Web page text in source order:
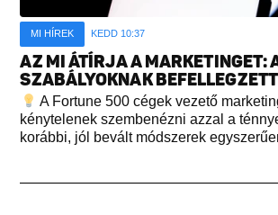
MI HÍREK KEDD 10:37
AZ MI ÁTÍRJA A MARKETINGET:
SZABÁLYOKNAK BEFELLEGZETT
A Fortune 500 cégek vezető
kénytelenek szembenézni azzal a
korábbi, jól bevált módszerek